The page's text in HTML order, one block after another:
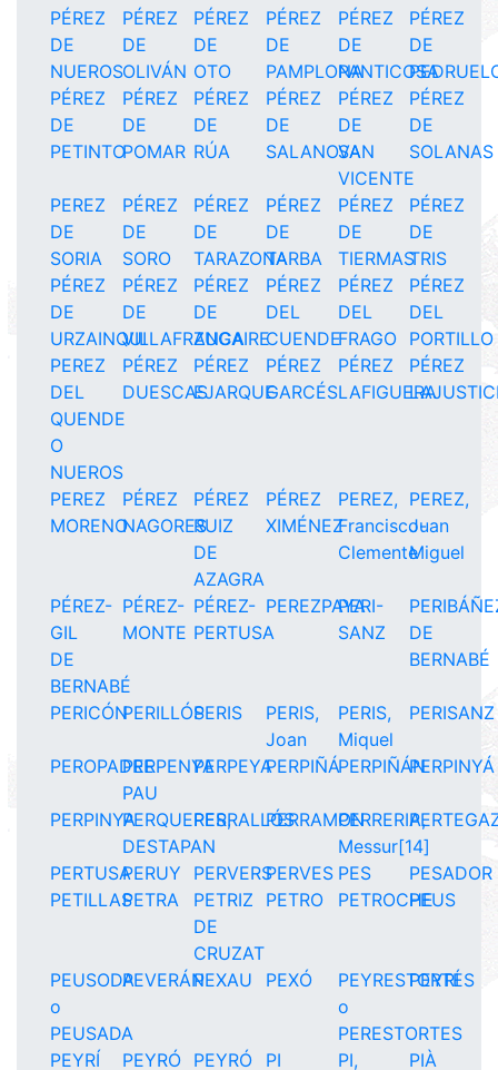
PÉREZ
DE
NUEROS
PÉREZ
DE
OLIVÁN
PÉREZ
DE
OTO
PÉREZ
DE
PAMPLONA
PÉREZ
DE
PANTICOSA
PÉREZ
DE
PÉREZ
DE
PETINTO
PÉREZ
DE
POMAR
PÉREZ
DE
RÚA
PÉREZ
DE
SALANOVA
PÉREZ
DE
SAN
VICENTE
PÉREZ
DE
SOLANAS
PEREZ
DE
SORIA
PÉREZ
DE
SORO
PÉREZ
DE
TARAZONA
PÉREZ
DE
TARBA
PÉREZ
DE
TIERMAS
PÉREZ
DE
TRIS
PÉREZ
DE
URZAINQUI
PÉREZ
DE
VILLAFRANCA
PÉREZ
DE
ZUGAIRE
PÉREZ
DEL
CUENDE
PÉREZ
DEL
FRAGO
PÉREZ
DEL
PORTILLO
PEREZ
DEL
QUENDE
O
NUEROS
PÉREZ
DUESCAS
PÉREZ
EJARQUE
PÉREZ
GARCÉS
PÉREZ
LAFIGUERA
PÉREZ
PEREZ
MORENO
PÉREZ
NAGORES
PÉREZ
RUIZ
DE
AZAGRA
PÉREZ
XIMÉNEZ
PEREZ,
Francisco-
Clemente
PEREZ,
Juan
Miguel
PÉREZ-
GIL
DE
BERNABÉ
PÉREZ-
MONTE
PÉREZ-
PERTUSA
PEREZPAYA
PERI-
SANZ
DE
BERNABÉ
PERICÓNPERILLÓSPERIS
PERIS,
Joan
PERIS,
Miquel
PERISANZ
PEROPADREPERPENYA
PAU
PERPEYAPERPIÑÁPERPIÑÁNPERPINYÁ
PERPINYAPERQUERES,
DESTAPAN
PERRALLÓSPERRAMONPERRERIA,
Messur[14]
PERTUSAPERUY PERVERSPERVES PES
PESADOR
PETILLASPETRA
PETRIZ
DE
CRUZAT
PETRO PETROCHEPEUS
PEUSODA
o
PEUSADA
PEVERÁNPEXAU PEXÓ
PEYRESTORTES
o
PERESTORTES
PEYRÍ
PEYRÍ PEYRÓ PEYRÓ PI PI, PIÀ